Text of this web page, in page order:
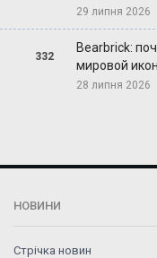
29 липня 2026
332
Bearbrick:
мировой
28 липня 2026
НОВИНИ
Стрічка новин